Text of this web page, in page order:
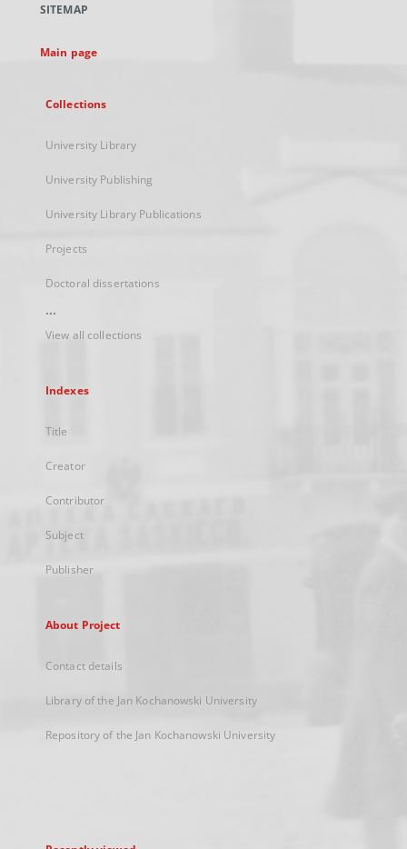
new
SITEMAP
Main page
Collections
University Library
University Publishing
University Library Publications
Projects
Doctoral dissertations
...
View all collections
Indexes
Title
Creator
Contributor
Subject
Publisher
About Project
Contact details
Library of the Jan Kochanowski University
Repository of the Jan Kochanowski University